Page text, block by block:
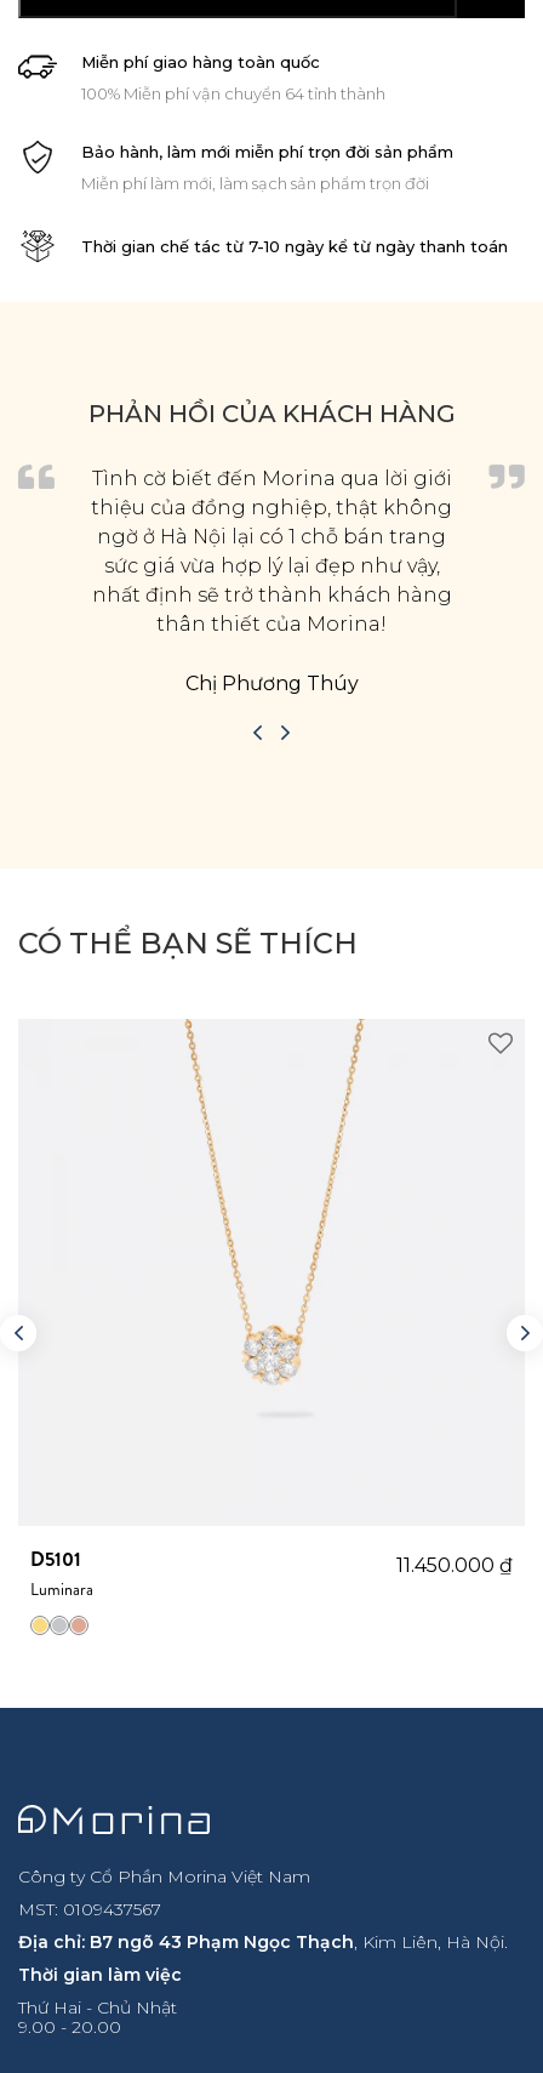
Miễn phí giao hàng toàn quốc
100% Miễn phí vận chuyển 64 tỉnh thành
Bảo hành, làm mới miễn phí trọn đời sản phẩm
Miễn phí làm mới, làm sạch sản phẩm trọn đời
Thời gian chế tác từ 7-10 ngày kể từ ngày thanh toán
PHẢN HỒI CỦA KHÁCH HÀNG
Tình cờ biết đến Morina qua lời giới
thiệu của đồng nghiệp, thật không
ngờ ở Hà Nội lại có 1 chỗ bán trang
sức giá vừa hợp lý lại đẹp như vậy,
nhất định sẽ trở thành khách hàng
thân thiết của Morina!
Chị Phương Thúy
CÓ THỂ BẠN SẼ THÍCH
D5101
Luminara
11.450.000 ₫
Công ty Cổ Phần Morina Việt Nam
MST: 0109437567
Địa chỉ: B7 ngõ 43 Phạm Ngọc Thạch, Kim Liên, Hà Nội.
Thời gian làm việc
Thứ Hai - Chủ Nhật
9.00 - 20.00